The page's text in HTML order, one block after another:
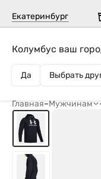
Екатеринбург
Колумбус ваш
Да Выбрать
Главная–Мужчинам